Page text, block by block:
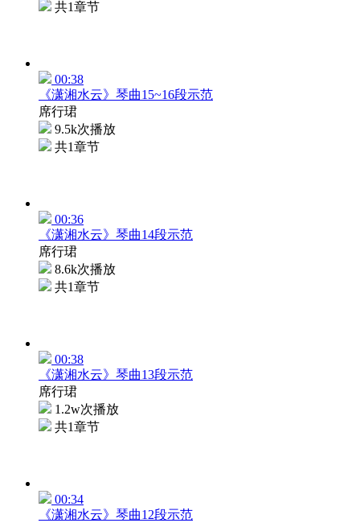
共1章节
00:38
《潇湘水云》琴曲15~16段示范
席行珺
9.5k次播放
共1章节
00:36
《潇湘水云》琴曲14段示范
席行珺
8.6k次播放
共1章节
00:38
《潇湘水云》琴曲13段示范
席行珺
1.2w次播放
共1章节
00:34
《潇湘水云》琴曲12段示范